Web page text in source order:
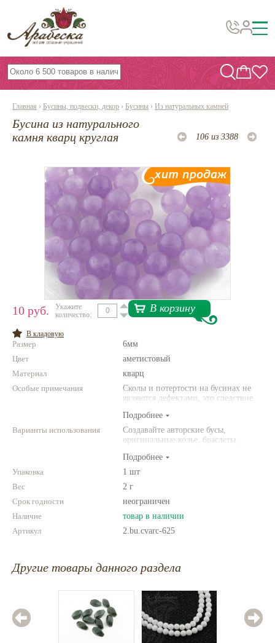
Бусины, подвески, декор
Бисер
Фурнитура
Инструменты и материалы
Эпоксидная смола
Шнуры, ленты, нитки
По темам и сезонам
Бисер TOHO
Нетемнеющая фурнитура
Всё для вышивки
Проволока
Натуральные камни
Каталог
Фотофорум
Главная › Бусины, подвески, декор › Бусины › Из натуральных камней
Бусина из натурального
камня кварц круглая
106 из 3388
10 руб.
Укажите
количество:
В корзину
В кладовую
Размер
6мм
Цвет
аметистовый
Материал
кварц
Особые примечания
Сколы и потертости на бусинах не
являются дефектами, это следствие
природного камня. Цвет и размер
товара может отличаться от
представленных на фото.
Подробнее
Варианты использования
Создавайте авторские бусы,
оригинальные колье, браслеты,
Комбинируйте различные цвета и
размеры. Фантазируйте!
Подробнее
Упаковка
1 шт
Вес
2 г
Срок годности
неограничен
Наличие
товар в наличии
Артикул
2.bu.cvarc-625
Другие товары данного раздела